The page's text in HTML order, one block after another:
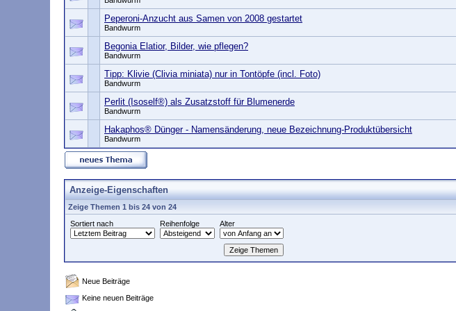
Peperoni-Anzucht aus Samen von 2008 gestartet
Bandwurm
Begonia Elatior, Bilder, wie pflegen?
Bandwurm
Tipp: Klivie (Clivia miniata) nur in Tontöpfe (incl. Foto)
Bandwurm
Perlit (Isoself®) als Zusatzstoff für Blumenerde
Bandwurm
Hakaphos® Dünger - Namensänderung, neue Bezeichnung-Produktübersicht
Bandwurm
Anzeige-Eigenschaften
Zeige Themen 1 bis 24 von 24
Sortiert nach
Reihenfolge Alter
Neue Beiträge
Keine neuen Beiträge